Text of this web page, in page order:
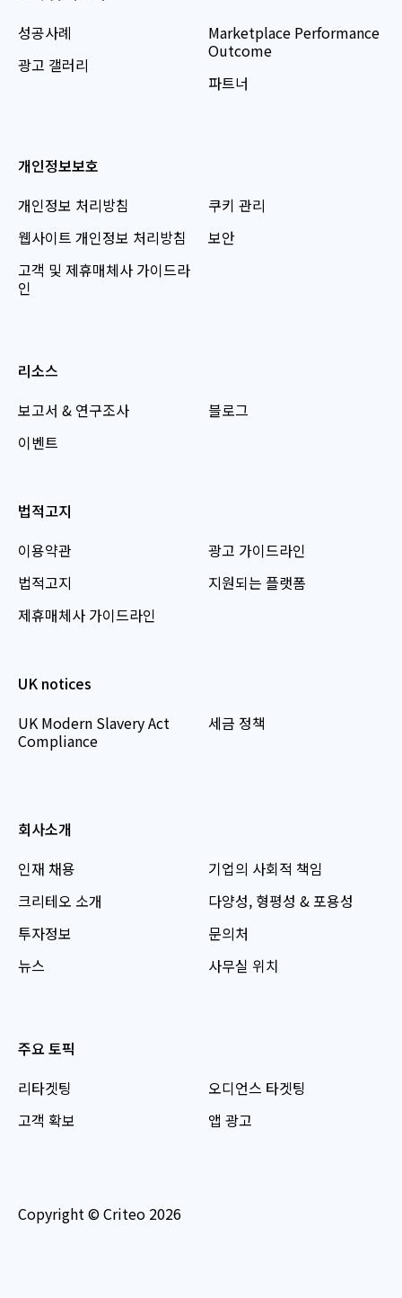
성공사례
광고 갤러리
Marketplace Performance
Outcome
파트너
개인정보보호
개인정보 처리방침
웹사이트 개인정보 처리방침
고객 및 제휴매체사 가이드라
인
쿠키 관리
보안
리소스
보고서 & 연구조사
이벤트
블로그
법적고지
이용약관
법적고지
제휴매체사 가이드라인
광고 가이드라인
지원되는 플랫폼
UK notices
UK Modern Slavery Act
Compliance
세금 정책
회사소개
인재 채용
크리테오 소개
투자정보
뉴스
기업의 사회적 책임
다양성, 형평성 & 포용성
문의처
사무실 위치
주요 토픽
리타겟팅
고객 확보
오디언스 타겟팅
앱 광고
Copyright © Criteo 2026